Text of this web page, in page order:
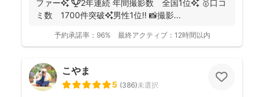
ファー✨ 🏆2年連続 年間撮影数 全国1位✨ 🥇口コ
ミ数 1700件突破✨男性1位‼️ 📸撮影...
予約承諾率： 96% 最終アクティブ： 12時間以内
こやま
5 (386)未選択